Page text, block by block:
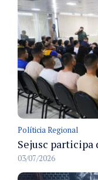
Políticia Regional
03/07/2026